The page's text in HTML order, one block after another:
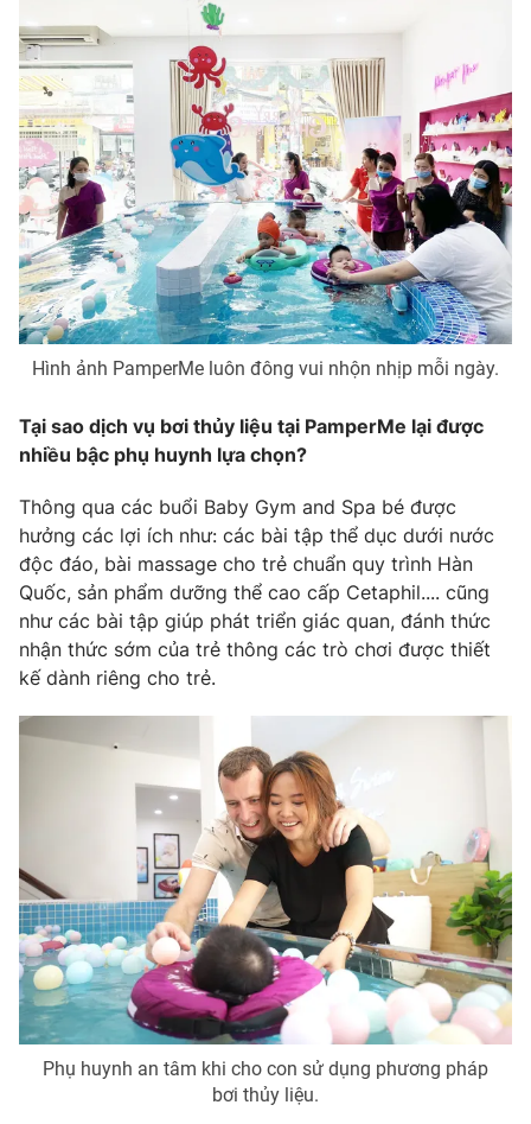
Thị trường
Tư vấn
Lịch phát sóng
Chuyên mục khác
Emagazine Podcast
Photo Infographic
Video Shorts video
VTV Money VTV Thể thao
VTV Sức khoẻ Bất động sản
Thị trường 24h Tấm lòng Việt
VTV4 Vươn mình bằng AI
VTV9 VTV8
Liên hệ tòa soạn English
Theo dõi báo trên
Cơ quan chủ quản:Đài Truyền hình Việt Nam
Cơ quan báo chí: Thời báo VTV
cấp ngày 29/12/2023
Hình ảnh PamperMe luôn đông vui nhộn nhịp mỗi ngày.
Tại sao dịch vụ bơi thủy liệu tại PamperMe lại được
nhiều bậc phụ huynh lựa chọn?
Thông qua các buổi Baby Gym and Spa bé được
hưởng các lợi ích như: các bài tập thể dục dưới nước
độc đáo, bài massage cho trẻ chuẩn quy trình Hàn
Quốc, sản phẩm dưỡng thể cao cấp Cetaphil.... cũng
như các bài tập giúp phát triển giác quan, đánh thức
nhận thức sớm của trẻ thông các trò chơi được thiết
kế dành riêng cho trẻ.
Phụ huynh an tâm khi cho con sử dụng phương pháp
bơi thủy liệu.